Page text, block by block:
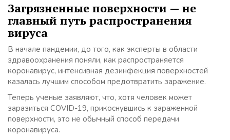
Загрязненные поверхности — не
главный путь распространения
вируса
В начале пандемии, до того, как эксперты в области
здравоохранения поняли, как распространяется
коронавирус, интенсивная дезинфекция поверхностей
казалась лучшим способом предотвратить заражение.
Теперь ученые заявляют, что, хотя человек может
заразиться COVID-19, прикоснувшись к зараженной
поверхности, это не обычный способ передачи
коронавируса.